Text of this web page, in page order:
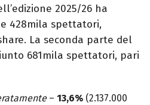
2025/26 ha
428mila spettatori,
La seconda parte del
681mila spettatori, pari
– 13,6% (2.137.000